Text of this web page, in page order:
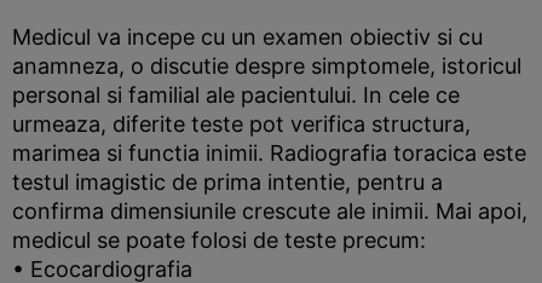
Medicul va incepe cu un examen obiectiv si cu
anamneza, o discutie despre simptomele, istoricul
personal si familial ale pacientului. In cele ce
urmeaza, diferite teste pot verifica structura,
marimea si functia inimii. Radiografia toracica este
testul imagistic de prima intentie, pentru a
confirma dimensiunile crescute ale inimii. Mai apoi,
medicul se poate folosi de teste precum:
• Ecocardiografia